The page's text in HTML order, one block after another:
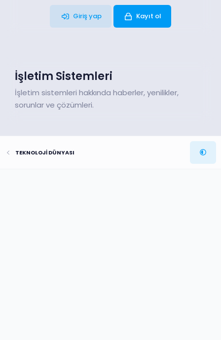
Giriş yap Kayıt ol
İşletim Sistemleri
İşletim sistemleri hakkında haberler, yenilikler,
sorunlar ve çözümleri.
TEKNOLOJİ DÜNYASI